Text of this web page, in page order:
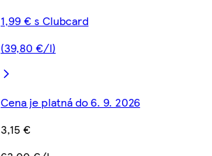
1,99 € s Clubcard
(39,80 €/l)
Cena je platná do 6. 9. 2026
3,15 €